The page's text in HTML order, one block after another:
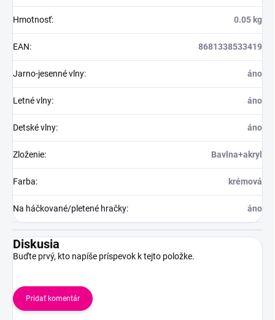
Hmotnosť: 0.05 kg
EAN: 8681338533419
Jarno-jesenné vlny: áno
Letné vlny: áno
Detské vlny: áno
Zloženie: Bavlna+akryl
Farba: krémová
Na háčkované/pletené hračky: áno
Diskusia
Buďte prvý, kto napíše príspevok k tejto položke.
Pridať komentár